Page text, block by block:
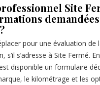
Site
pour une évaluation de
s’adresse à Site Fermé.
disponible un formulaire
le kilométrage et les